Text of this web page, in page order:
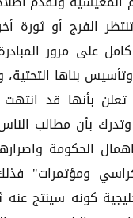
الفرج أو ثورة
على مرور
بناها
بأنها قد
بأن مطالب
الحكومة
ومؤتمرات"
كونه سينتج